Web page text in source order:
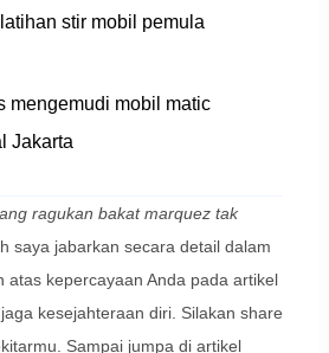
stir mobil pemula
mengemudi mobil matic
Jakarta
ragukan bakat marquez tak
saya jabarkan secara detail dalam
atas kepercayaan Anda pada artikel
kesejahteraan diri. Silakan share
Sampai jumpa di artikel